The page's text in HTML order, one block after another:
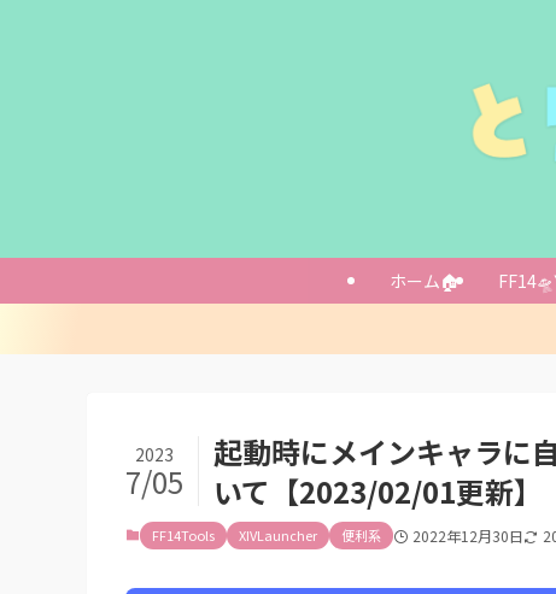
ホーム🏠
起動時にメインキャラに
いて【2023/02/01更新】
2023
7/05
FF14Tools XIVLauncher 便利系 2022年12月30日
設定など
メインキャラの
自動でキャラチ
あとがき